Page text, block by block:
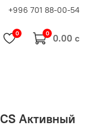
+996 701 88-00-54
0 0 0.00 с
Активный